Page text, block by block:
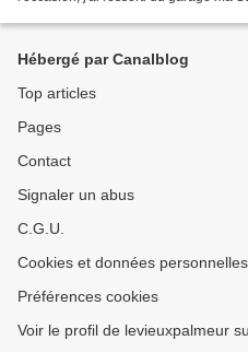
Hébergé par Canalblog
Top articles
Pages
Contact
Signaler un abus
C.G.U.
Cookies et données personnelles
Préférences cookies
Voir le profil de levieuxpalmeur